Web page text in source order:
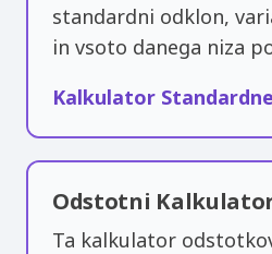
standardni odklon,
in vsoto danega niza
Kalkulator
Odstotni
Ta kalkulator